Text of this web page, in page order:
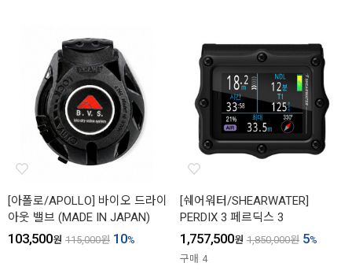
[아폴로/APOLLO] 바이오 드라이
아웃 밸브 (MADE IN JAPAN)
103,500원 115,000원 10%
[쉐어워터/SHEARWATER]
PERDIX 3 페르딕스 3
1,757,500원 1,850,000원 5%
구매 4